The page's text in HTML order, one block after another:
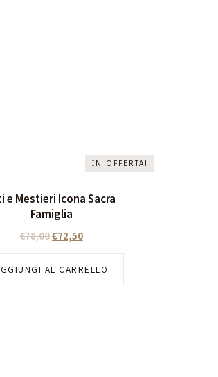
IN OFFERTA!
e Mestieri Icona Sacra
Famiglia
€78,00€72,50
AL CARRELLO